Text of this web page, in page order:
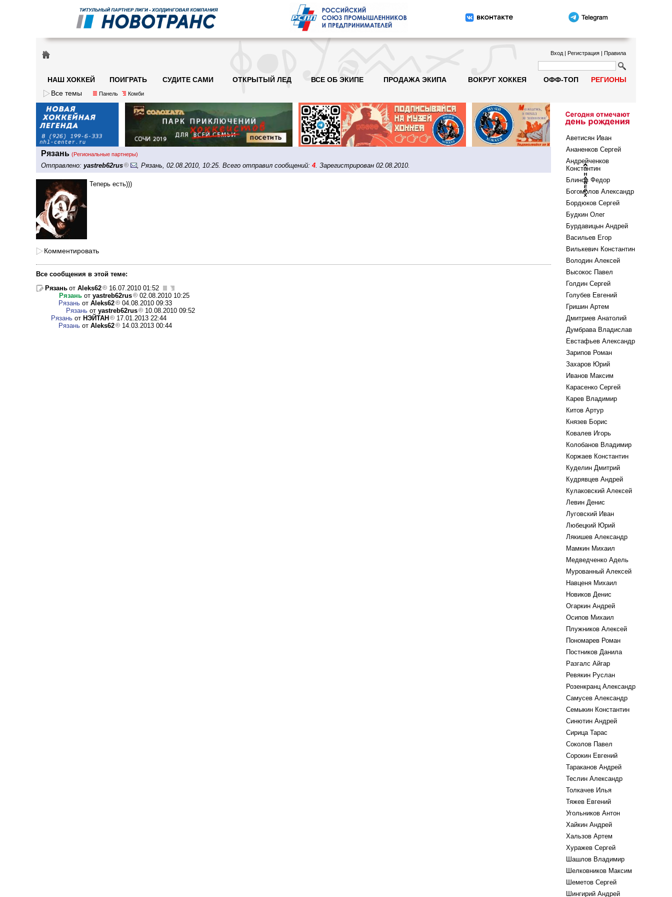
Вход | Регистрация | Правила
НАШ ХОККЕЙ ПОИГРАТЬ СУДИТЕ САМИ ОТКРЫТЫЙ ЛЕД ВСЕ ОБ ЭКИПЕ ПРОДАЖА ЭКИПА ВОКРУГ ХОККЕЯ ОФФ-ТОП
РЕГИОНЫ
Все темы
Панель Комби
Рязань (Региональные партнеры)
Отправлено: yastreb62rus , Рязань, 02.08.2010, 10:25. Всего отправил сообщений: 4. Зарегистрирован 02.08.2010.
Теперь есть)))
Комментировать
Все сообщения в этой теме:
РязаньотAleks62
16.07.2010 01:52
Рязань от yastreb62rus
02.08.2010 10:25
Рязань от Aleks62
04.08.2010 09:33
Рязань от yastreb62rus
10.08.2010 09:52
Рязань от НЭЙТАН
17.01.2013 22:44
Рязань от Aleks62 14.03.2013 00:44
Аветисян Иван
Ананенков Сергей
Андрейченков
Константин
Блинов Федор
Богомолов Александр
Бордюков Сергей
Будкин Олег
Бурдавицын Андрей
Васильев Егор
Вилькевич Константин
Володин Алексей
Высокос Павел
Голдин Сергей
Голубев Евгений
Гришин Артем
Дмитриев Анатолий
Думбрава Владислав
Евстафьев Александр
Зарипов Роман
Захаров Юрий
Иванов Максим
Карасенко Сергей
Карев Владимир
Китов Артур
Князев Борис
Ковалев Игорь
Колобанов Владимир
Коржаев Константин
Куделин Дмитрий
Кудрявцев Андрей
Кулаковский Алексей
Левин Денис
Луговский Иван
Любецкий Юрий
Лякишев Александр
Мамкин Михаил
Медведченко Адель
Мурованный Алексей
Навценя Михаил
Новиков Денис
Огаркин Андрей
Осипов Михаил
Плужников Алексей
Пономарев Роман
Постников Данила
Разгалс Айгар
Ревякин Руслан
Розенкранц Александр
Самусев Александр
Семыкин Константин
Синютин Андрей
Сирица Тарас
Соколов Павел
Сорокин Евгений
Тараканов Андрей
Теслин Александр
Толкачев Илья
Тяжев Евгений
Угольников Антон
Хайкин Андрей
Хальзов Артем
Хуражев Сергей
Шашлов Владимир
Шелковников Максим
Шеметов Сергей
Шингирий Андрей